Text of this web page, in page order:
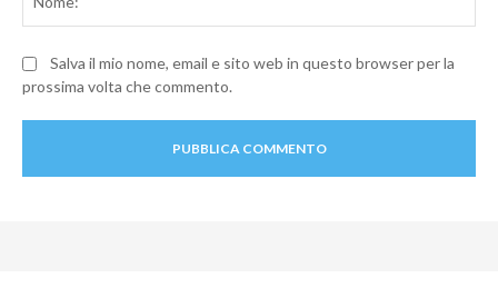
Salva il mio nome, email e sito web in questo browser per la
prossima volta che commento.